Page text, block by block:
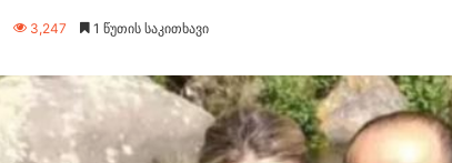
3,247 1 წუთის საკითხავი